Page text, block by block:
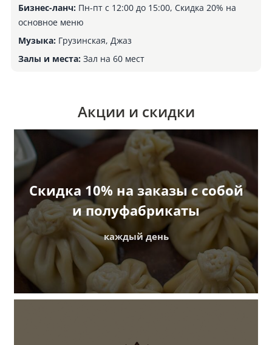
Бизнес-ланч:Пн-пт с 12:00 до 15:00, Скидка 20% на
основное меню
Музыка:Грузинская, Джаз
Залы и места:Зал на 60 мест
Акции и скидки
Скидка 10% на заказы с собой
и полуфабрикаты
каждый день